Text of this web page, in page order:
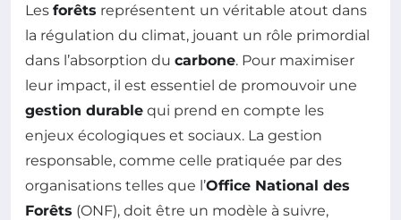
Les forêts représentent un véritable atout dans
la régulation du climat, jouant un rôle primordial
dans l’absorption du carbone. Pour maximiser
leur impact, il est essentiel de promouvoir une
gestion durable qui prend en compte les
enjeux écologiques et sociaux. La gestion
responsable, comme celle pratiquée par des
organisations telles que l’Office National des
Forêts (ONF), doit être un modèle à suivre,